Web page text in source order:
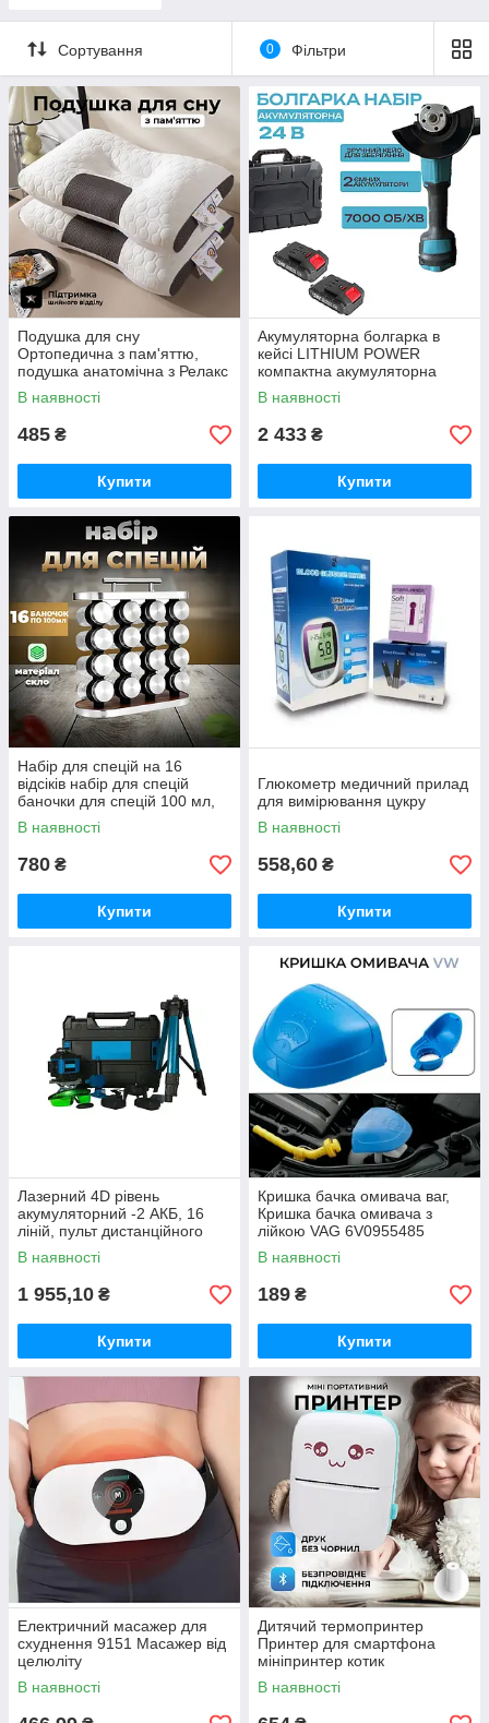
Сортування 0 Фільтри
Подушка для сну
Ортопедична з пам'яттю,
подушка анатомічна з Релакс
ефектом 48х74см
В наявності
485 ₴
Купити
Акумуляторна болгарка в
кейсі LITHIUM POWER
компактна акумуляторна
болгарка, 2 акумулятори 24V
В наявності
2 433 ₴
Купити
Набір для спецій на 16
відсіків набір для спецій
баночки для спецій 100 мл,
підставка для спецій
В наявності
780 ₴
Купити
Глюкометр медичний прилад
для вимірювання цукру
В наявності
558,60 ₴
Купити
Лазерний 4D рівень
акумуляторний -2 АКБ, 16
ліній, пульт дистанційного
керування, цифровий
дисплей, штатив, повний
набір для
В наявності
1 955,10 ₴
Купити
Кришка бачка омивача ваг,
Кришка бачка омивача з
лійкою VAG 6V0955485
В наявності
189 ₴
Купити
Електричний масажер для
схуднення 9151 Масажер від
целюліту
В наявності
Дитячий термопринтер
Принтер для смартфона
мініпринтер котик
портативний рожевий, Міні
принтер для фото
В наявності